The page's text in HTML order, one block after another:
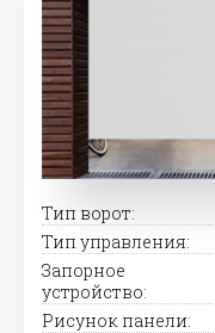
Тип ворот:
Тип управления:
Запорное
устройство:
Рисунок панели: